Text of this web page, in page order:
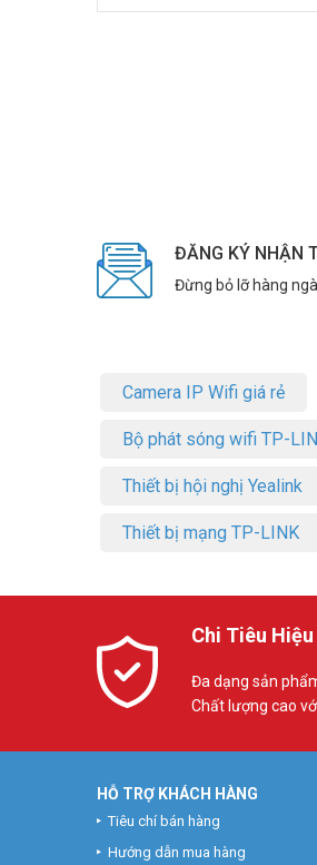
ĐĂNG KÝ NHẬN
Đừng bỏ lỡ hàng
Camera IP Wifi giá rẻ
Bộ phát sóng wifi TP-
Thiết bị hội nghị Yealink
Thiết bị mạng TP-LINK
Chi Tiêu Hiệu
Đa dạng sản
Chất lượng cao
HỖ TRỢ KHÁCH HÀNG
Tiêu chí bán hàng
Hướng dẫn mua hàng